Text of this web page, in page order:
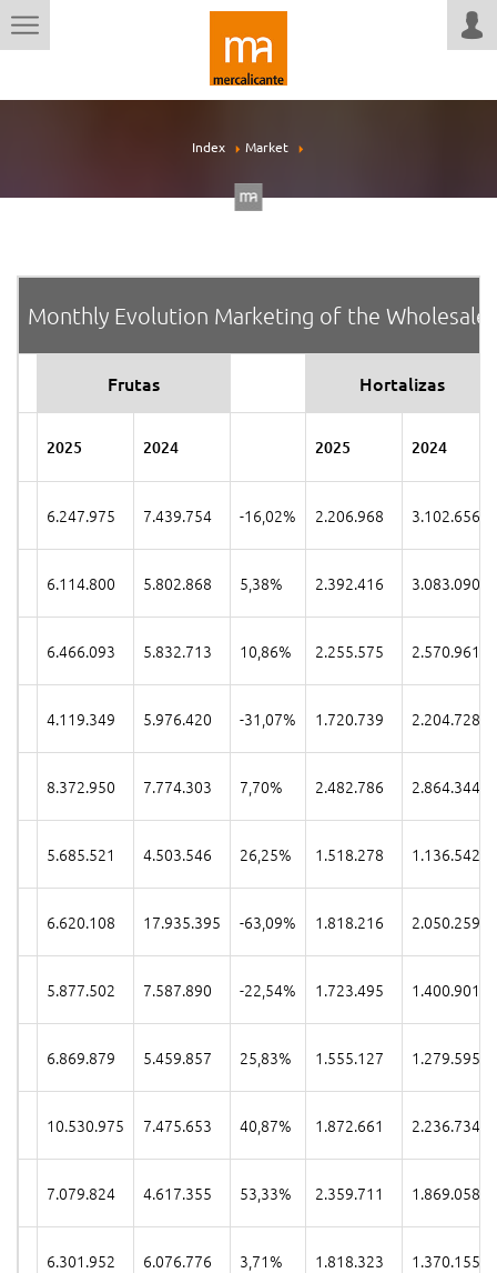
Index Market
Monthly Evolution Marketing of the Wholesale
Frutas Hortalizas
2025 2024 2025 2024
6.247.975 7.439.754 -16,02% 2.206.968 3.102.656
6.114.800 5.802.868 5,38% 2.392.416 3.083.090
6.466.093 5.832.713 10,86% 2.255.575 2.570.961
4.119.349 5.976.420 -31,07% 1.720.739 2.204.728
8.372.950 7.774.303 7,70% 2.482.786 2.864.344
5.685.521 4.503.546 26,25% 1.518.278 1.136.542
6.620.108 17.935.395 -63,09% 1.818.216 2.050.259
5.877.502 7.587.890 -22,54% 1.723.495 1.400.901
6.869.879 5.459.857 25,83% 1.555.127 1.279.595
10.530.975 7.475.653 40,87% 1.872.661 2.236.734
7.079.824 4.617.355 53,33% 2.359.711 1.869.058
6.301.952 6.076.776 3,71% 1.818.323 1.370.155